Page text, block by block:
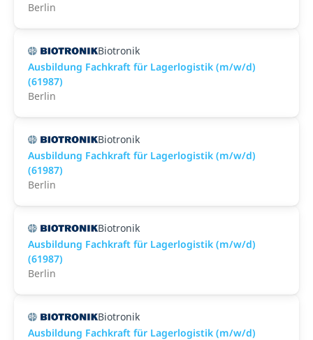
Berlin
Biotronik
Ausbildung Fachkraft für Lagerlogistik (m/w/d)
(61987)
Berlin
Biotronik
Ausbildung Fachkraft für Lagerlogistik (m/w/d)
(61987)
Berlin
Biotronik
Ausbildung Fachkraft für Lagerlogistik (m/w/d)
(61987)
Berlin
Biotronik
Ausbildung Fachkraft für Lagerlogistik (m/w/d)